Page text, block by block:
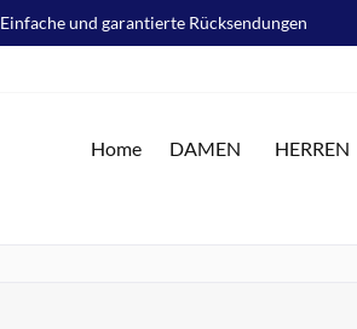
Einfache und garantierte Rücksendungen
Home DAMEN HERREN